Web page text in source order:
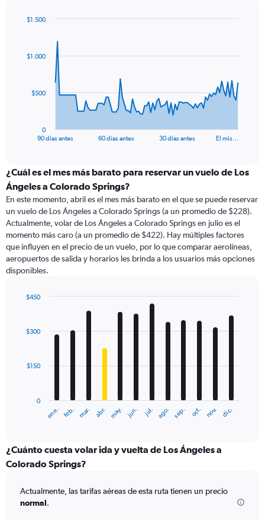
data
The
categories.
Range:
91
categories.
The
chart
has
1
Y
axis
values.
to
90 días antes 60 días antes 30 días antes El mis…
0
$500
$1.000
$1.500
¿Cuál es el mes más barato para reservar un vuelo de Los
Ángeles a Colorado Springs?
En este momento, abril es el mes más barato en el que se puede reservar
un vuelo de Los Ángeles a Colorado Springs (a un promedio de $228).
Actualmente, volar de Los Ángeles a Colorado Springs en julio es el
momento más caro (a un promedio de $422). Hay múltiples factores
que influyen en el precio de un vuelo, por lo que comparar aerolíneas,
aeropuertos de salida y horarios les brinda a los usuarios más opciones
disponibles.
with
12
The
categories.
Range:
The
chart
ene. feb. mar. abr. may. jun. jul. ago. sep. oct. nov. dic.
0
$150
$300
$450
¿Cuánto cuesta volar ida y vuelta de Los Ángeles a
Colorado Springs?
Actualmente, las tarifas aéreas de esta ruta tienen un precio
normal.